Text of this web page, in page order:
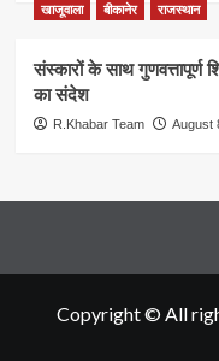
खाजूवाला बीकानेर राजस्थान
संस्कारों के साथ गुणवत्तापूर्ण
का संदेश
R.Khabar Team August
Copyright © All